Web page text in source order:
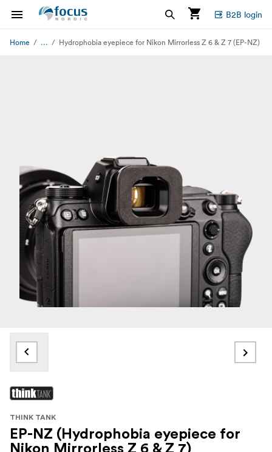
B2B login
Home ... Hydrophobia eyepiece for Nikon Mirrorless Z 6 & Z 7 (EP-NZ)
THINK TANK
EP-NZ (Hydrophobia eyepiece for
Nikon Mirrorless Z 6 & Z 7)